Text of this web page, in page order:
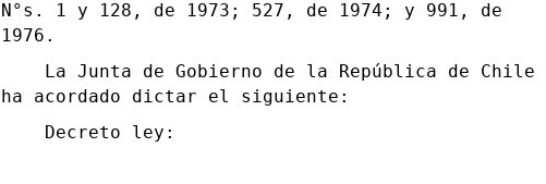
N°s. 1 y 128, de 1973; 527, de 1974; y 991, de
1976.
La Junta de Gobierno de la República de Chile
ha acordado dictar el siguiente:
Decreto ley: